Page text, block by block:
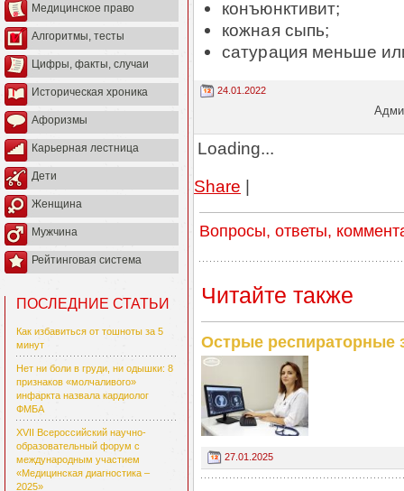
Медицинское право
Алгоритмы, тесты
Цифры, факты, случаи
Историческая хроника
Афоризмы
Карьерная лестница
Дети
Женщина
Мужчина
Рейтинговая система
ПОСЛЕДНИЕ СТАТЬИ
Как избавиться от тошноты за 5
минут
Нет ни боли в груди, ни одышки: 8
признаков «молчаливого»
инфаркта назвала кардиолог
ФМБА
XVII Всероссийский научно-
образовательный форум с
международным участием
«Медицинская диагностика –
2025»
конъюнктивит;
кожная сыпь;
сатурация меньше
24.01.2022
Loading...
Share |
Вопросы, ответы,
Читайте также
Острые респираторные
27.01.2025